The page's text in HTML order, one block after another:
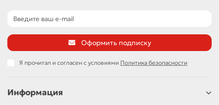
Оформить подписку
Я прочитал и согласен с условиями Политика безопасности
Информация